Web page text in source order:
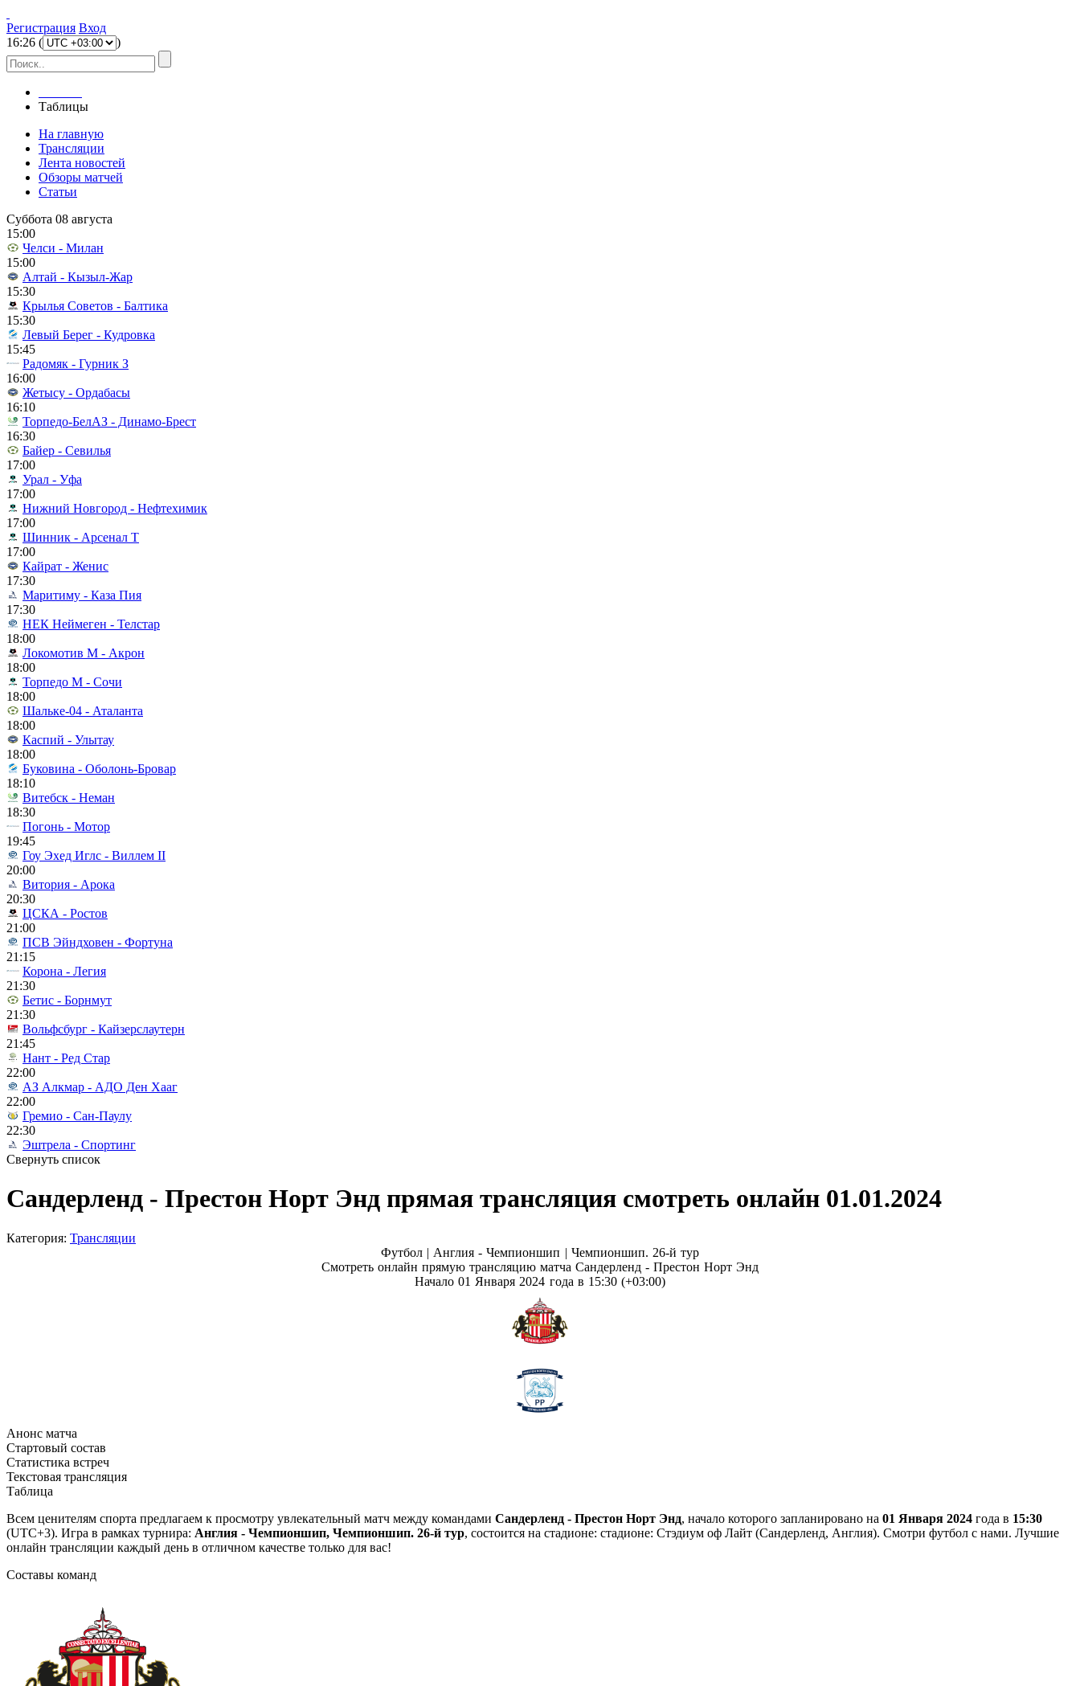
Регистрация Вход
16:26 ( )
Таблицы
На главную
Трансляции
Лента новостей
Обзоры матчей
Статьи
Суббота 08 августа
15:00
Челси - Милан
15:00
Алтай - Кызыл-Жар
15:30
Крылья Советов - Балтика
15:30
Левый Берег - Кудровка
15:45
Радомяк - Гурник З
16:00
Жетысу - Ордабасы
16:10
Торпедо-БелАЗ - Динамо-Брест
16:30
Байер - Севилья
17:00
Урал - Уфа
17:00
Нижний Новгород - Нефтехимик
17:00
Шинник - Арсенал Т
17:00
Кайрат - Женис
17:30
Маритиму - Каза Пия
17:30
НЕК Неймеген - Телстар
18:00
Локомотив М - Акрон
18:00
Торпедо М - Сочи
18:00
Шальке-04 - Аталанта
18:00
Каспий - Улытау
18:00
Буковина - Оболонь-Бровар
18:10
Витебск - Неман
18:30
Погонь - Мотор
19:45
Гоу Эхед Иглс - Виллем II
20:00
Витория - Арока
20:30
ЦСКА - Ростов
21:00
ПСВ Эйндховен - Фортуна
21:15
Корона - Легия
21:30
Бетис - Борнмут
21:30
Вольфсбург - Кайзерслаутерн
21:45
Нант - Ред Стар
22:00
АЗ Алкмар - АДО Ден Хааг
22:00
Гремио - Сан-Паулу
22:30
Эштрела - Спортинг
Свернуть список
Сандерленд - Престон Норт Энд прямая трансляция смотреть онлайн 01.01.2024
Категория: Трансляции
Футбол | Англия - Чемпионшип | Чемпионшип. 26-й тур
Смотреть онлайн прямую трансляцию матча Сандерленд - Престон Норт Энд
Начало 01 Января 2024 года в 15:30 (+03:00)
Анонс матча
Стартовый состав
Статистика встреч
Текстовая трансляция
Таблица
Всем ценителям спорта предлагаем к просмотру увлекательный матч между командами Сандерленд - Престон Норт Энд, начало которого запланировано на 01 Января 2024 года в 15:30
(UTC+3). Игра в рамках турнира: Англия - Чемпионшип, Чемпионшип. 26-й тур, состоится на стадионе: стадионе: Стэдиум оф Лайт (Сандерленд, Англия). Смотри футбол с нами. Лучшие
онлайн трансляции каждый день в отличном качестве только для вас!
Составы команд